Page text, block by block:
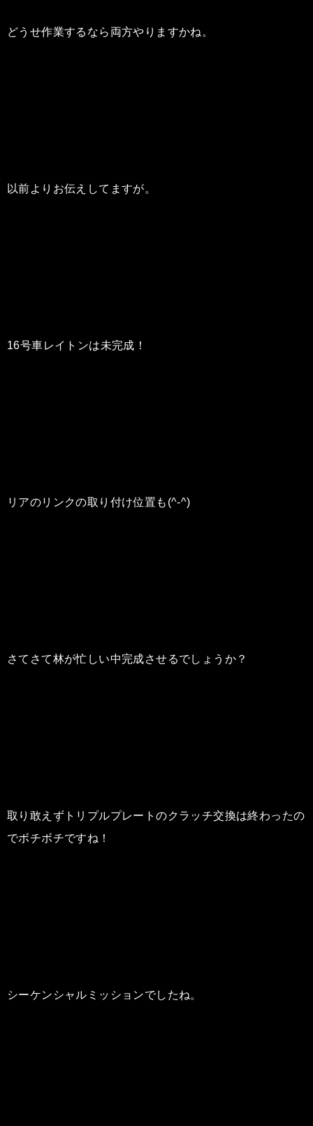
どうせ作業するなら両方やりますかね。
以前よりお伝えしてますが。
16号車レイトンは未完成！
リアのリンクの取り付け位置も(^-^)
さてさて林が忙しい中完成させるでしょうか？
取り敢えずトリプルプレートのクラッチ交換は終わったの
でボチボチですね！
シーケンシャルミッションでしたね。